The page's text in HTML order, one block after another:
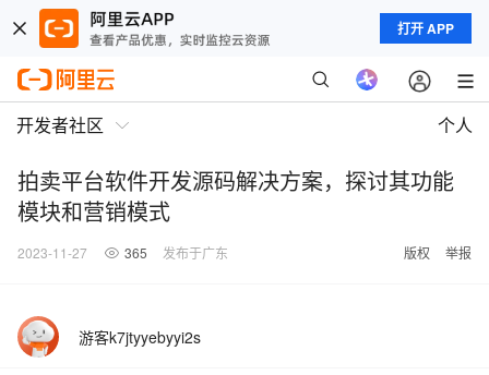
打开 APP
开发者社区 个人
拍卖平台软件开发源码解决方案，探讨其功能
模块和营销模式
2023-11-27 365 发布于广东 版权 举报
游客k7jtyyebyyi2s